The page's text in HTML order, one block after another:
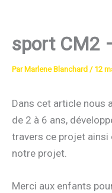
sport CM2
Par Marlene Blanchard / 12
Dans cet article nous
de 2 à 6 ans,
travers ce projet ainsi
notre projet.
Merci aux enfants